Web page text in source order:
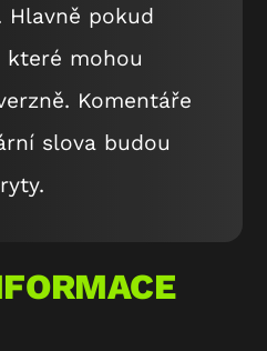
Hlavně pokud
které mohou
Komentáře
slova budou